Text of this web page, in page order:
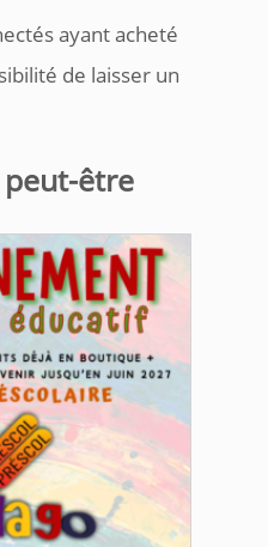
ayant acheté
de laisser un
être